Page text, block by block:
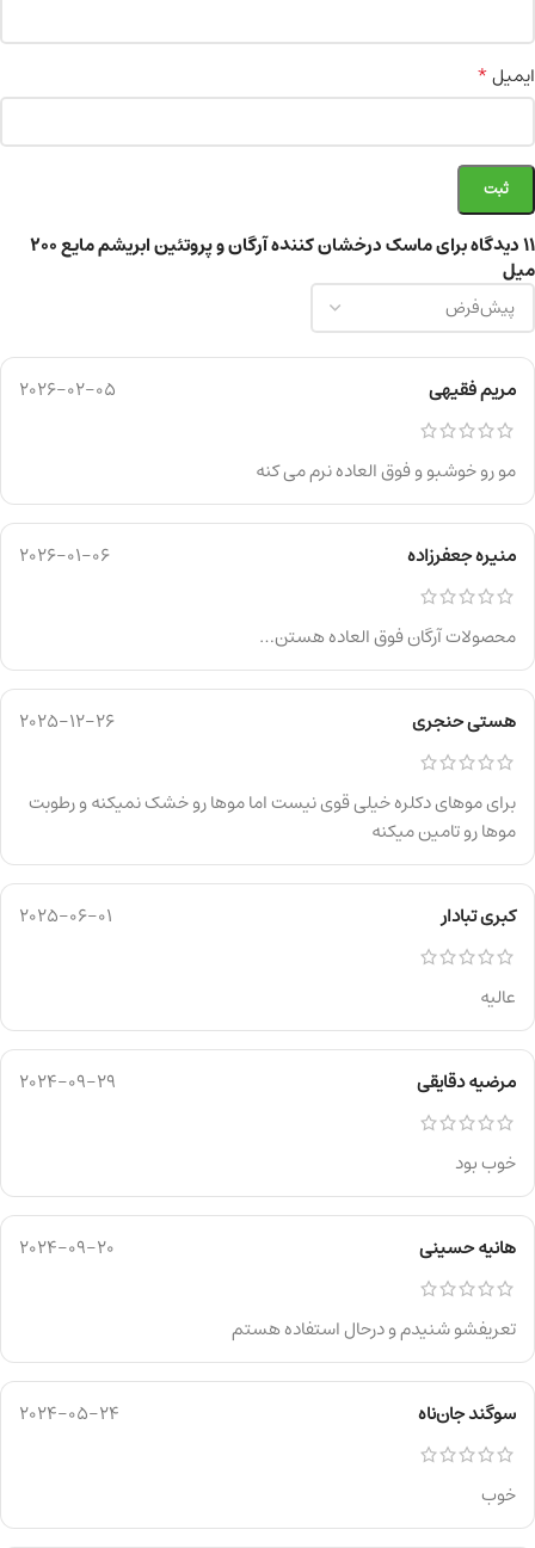
11 دیدگاه برای ماسک درخشان کننده آرگان و پروتئین ابریشم مایع ۲۰۰
میل
مریم فقیهی 2026-02-05
مو رو خوشبو و فوق العاده نرم می کنه
منیره جعفرزاده 2026-01-06
محصولات آرگان فوق العاده هستن…
هستی حنجری 2025-12-26
برای موهای دکلره خیلی قوی نیست اما موها رو خشک نمیکنه و رطوبت
موها رو تامین میکنه
کبری تبادار 2025-06-01
عالیه
مرضیه دقایقی 2024-09-29
خوب بود
هانیه حسینی 2024-09-20
تعریفشو شنیدم و درحال استفاده هستم
سوگند جان‌ناه 2024-05-24
خوب
ایمیل*